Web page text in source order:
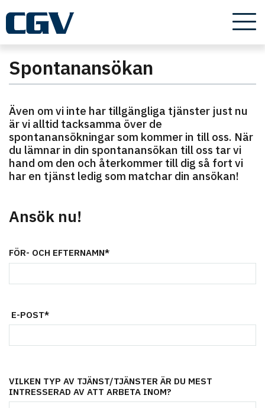
Spontanansökan
Även om vi inte har tillgängliga tjänster just nu
är vi alltid tacksamma över de
spontanansökningar som kommer in till oss. När
du lämnar in din spontanansökan till oss tar vi
hand om den och återkommer till dig så fort vi
har en tjänst ledig som matchar din ansökan!
Ansök nu!
FÖR- OCH EFTERNAMN*
E-POST*
VILKEN TYP AV TJÄNST/TJÄNSTER ÄR DU MEST
INTRESSERAD AV ATT ARBETA INOM?